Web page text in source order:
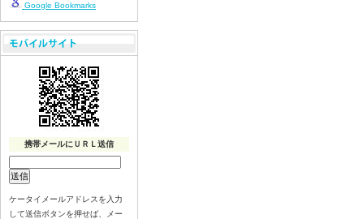
Google Bookmarks
携帯メールにＵＲＬ送信
ケータイメールアドレスを入力
して送信ボタンを押せば、メー